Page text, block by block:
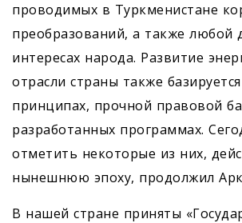
проводимых в Туркменистане
преобразований, а также любой
интересах народа. Развитие
отрасли страны также
принципах, прочной правовой
разработанных программах.
отметить некоторые из них,
нынешнюю эпоху, продолжил
В нашей стране приняты